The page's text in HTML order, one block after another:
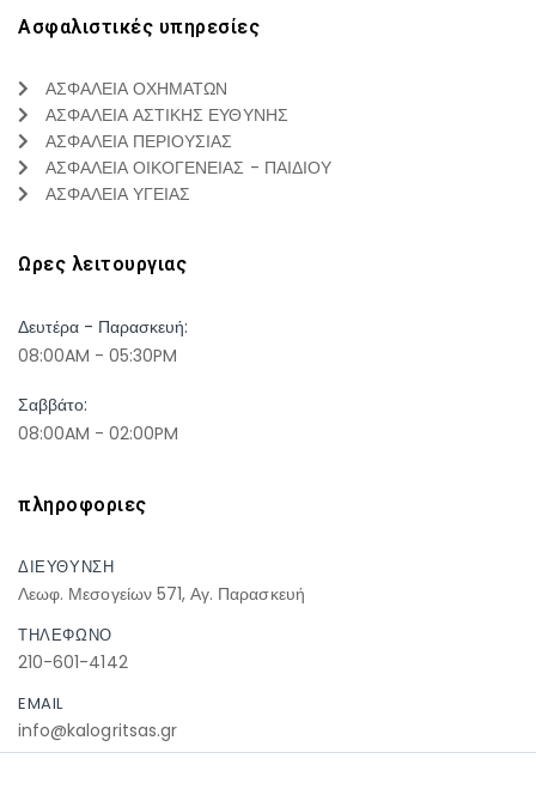
Ασφαλιστικές υπηρεσίες
ΑΣΦΑΛΕΙΑ ΟΧΗΜΑΤΩΝ
ΑΣΦΑΛΕΙΑ ΑΣΤΙΚΗΣ ΕΥΘΥΝΗΣ
ΑΣΦΑΛΕΙΑ ΠΕΡΙΟΥΣΙΑΣ
ΑΣΦΑΛΕΙΑ ΟΙΚΟΓΕΝΕΙΑΣ - ΠΑΙΔΙΟΥ
ΑΣΦΑΛΕΙΑ ΥΓΕΙΑΣ
Ωρες λειτουργιας
Δευτέρα - Παρασκευή:
08:00AM - 05:30PM
Σαββάτο:
08:00AM - 02:00PM
πληροφοριες
ΔΙΕΥΘΥΝΣΗ
Λεωφ. Μεσογείων 571, Αγ. Παρασκευή
ΤΗΛΕΦΩΝΟ
210-601-4142
EMAIL
info@kalogritsas.gr